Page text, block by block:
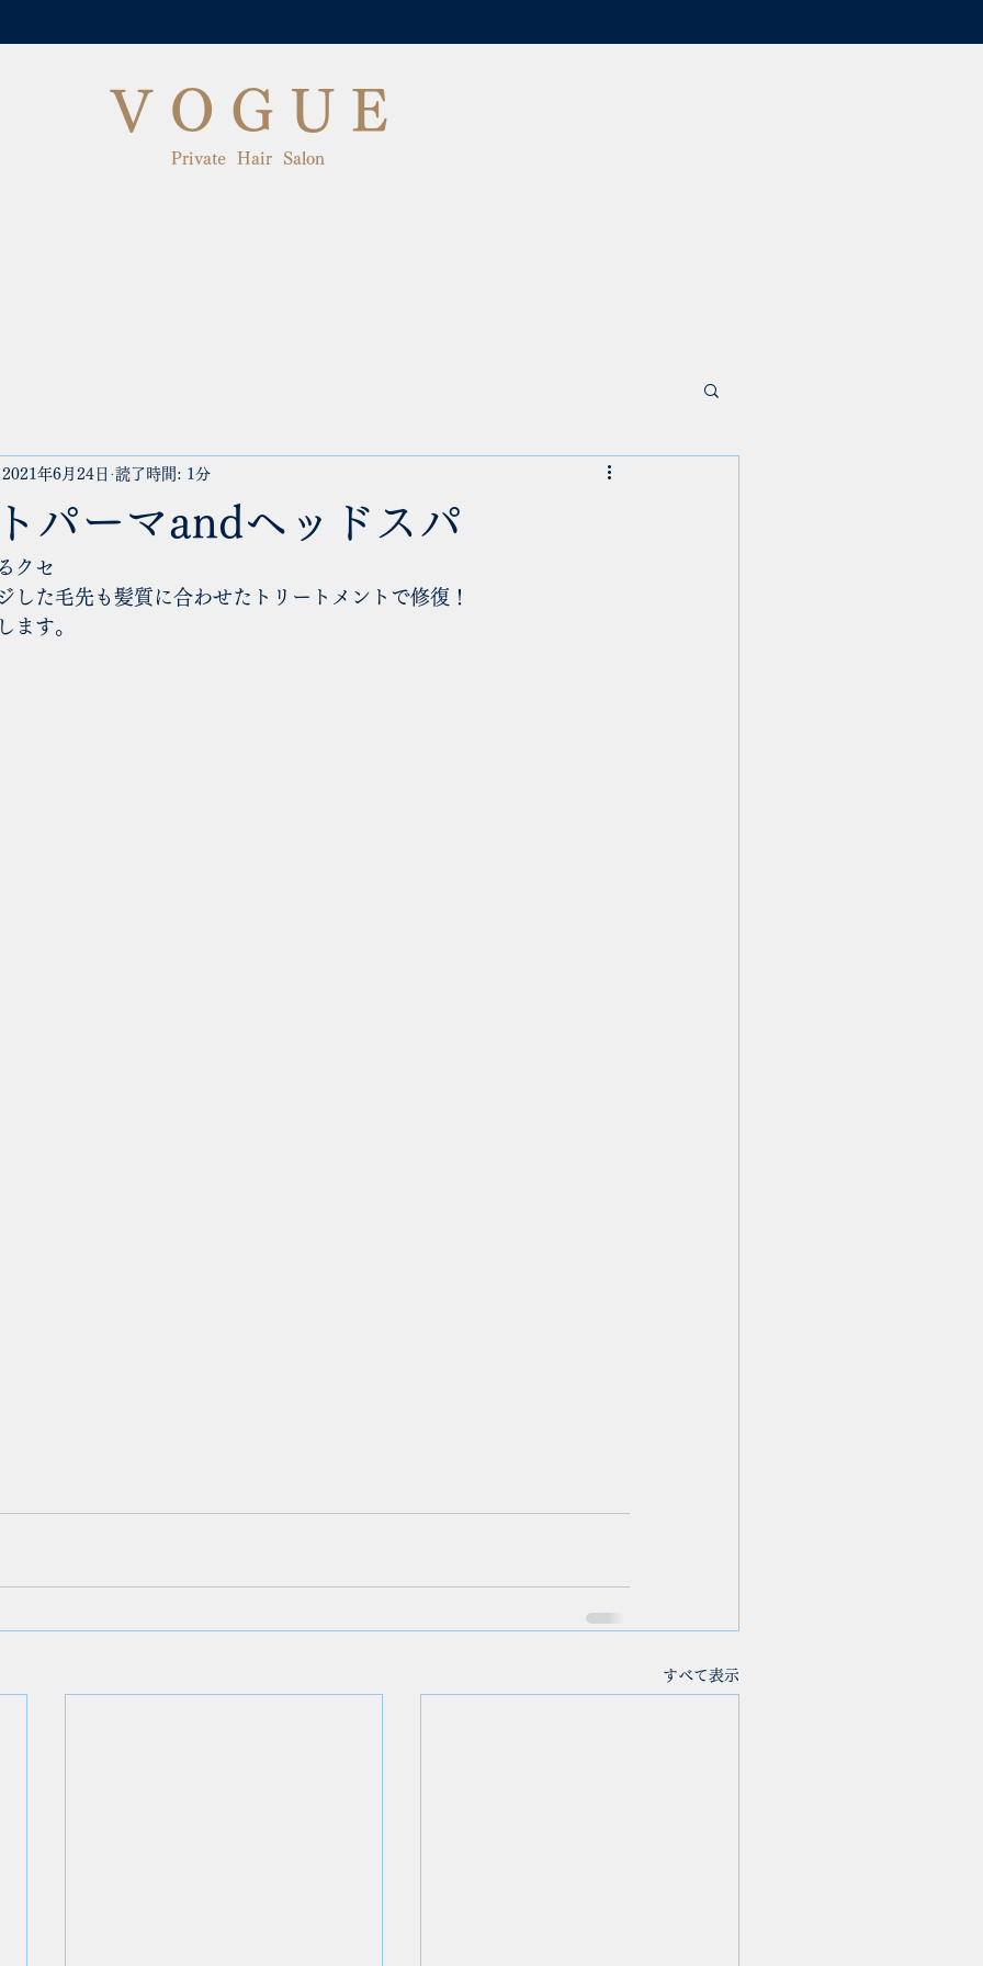
V O G U E
Private Hair Salon
パーマandヘッドスパ
2021年6月24日 読了時間: 1分
クセ
した毛先も髪質に合わせたトリートメントで修復！
ます。
すべて表示